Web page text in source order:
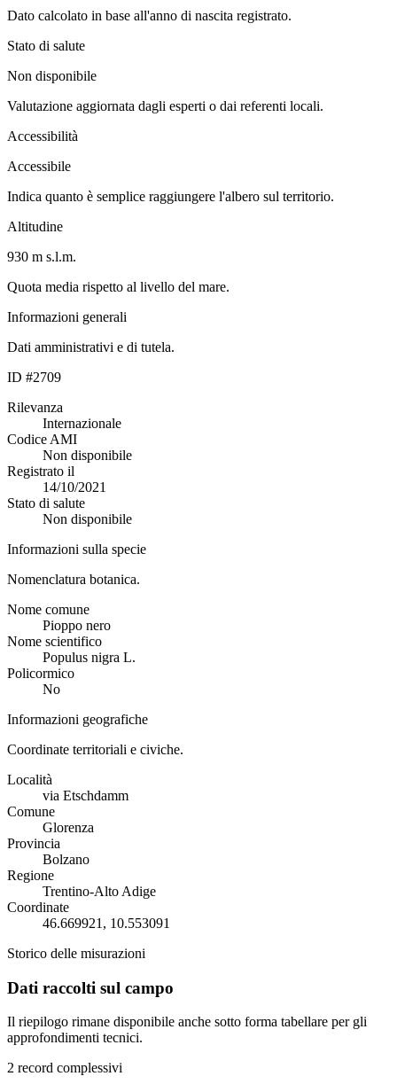
Dato calcolato in base all'anno di nascita registrato.
Stato di salute
Non disponibile
Valutazione aggiornata dagli esperti o dai referenti locali.
Accessibilità
Accessibile
Indica quanto è semplice raggiungere l'albero sul territorio.
Altitudine
930 m s.l.m.
Quota media rispetto al livello del mare.
Informazioni generali
Dati amministrativi e di tutela.
ID #2709
Rilevanza
Internazionale
Codice AMI
Non disponibile
Registrato il
14/10/2021
Stato di salute
Non disponibile
Informazioni sulla specie
Nomenclatura botanica.
Nome comune
Pioppo nero
Nome scientifico
Populus nigra L.
Policormico
No
Informazioni geografiche
Coordinate territoriali e civiche.
Località
via Etschdamm
Comune
Glorenza
Provincia
Bolzano
Regione
Trentino-Alto Adige
Coordinate
46.669921, 10.553091
Storico delle misurazioni
Dati raccolti sul campo
Il riepilogo rimane disponibile anche sotto forma tabellare per gli
approfondimenti tecnici.
2 record complessivi